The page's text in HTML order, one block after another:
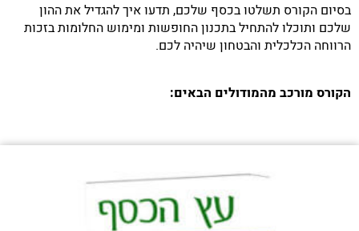
בסיום הקורס תשלטו בכסף שלכם, תדעו איך להגדיל את ההון
שלכם ותוכלו להתחיל בתכנון החופשות ומימוש החלומות בזכות
הרווחה הכלכלית והבטחון שיהיה לכם.
הקורס מורכב מהמודולים הבאים: